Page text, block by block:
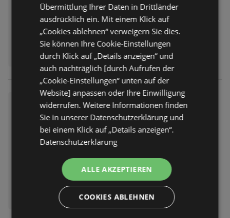
Team 7 Highlights
Prospekt nicht mehr gültig
Abgelaufen am: 14.06.2026
Übermittlung Ihrer Daten in Drittländer
ausdrücklich ein. Mit einem Klick auf
„Cookies ablehnen“ verweigern Sie dies.
Sie können Ihre Cookie-Einstellungen
durch Klick auf „Details anzeigen“ und
auch nachträglich [durch Aufrufen der
„Cookie-Einstellungen“ unten auf der
Website] anpassen oder Ihre Einwilligung
widerrufen. Weitere Informationen finden
Sie in unserer Datenschutzerklärung und
bei einem Klick auf „Details anzeigen“.
Datenschutzerklärung
ALLE AKZEPTIEREN
COOKIES ABLEHNEN